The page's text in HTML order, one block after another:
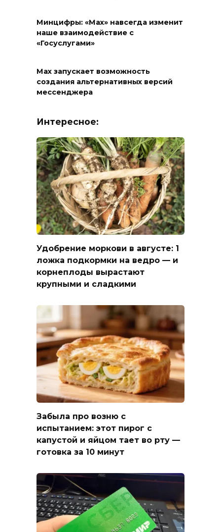
Минцифры: «Max» навсегда изменит
наше взаимодействие с
«Госуслугами»
Max запускает возможность
создания альтернативных версий
мессенджера
Интересное:
Удобрение моркови в августе: 1
ложка подкормки на ведро — и
корнеплоды вырастают
крупными и сладкими
Забыла про возню с
испытанием: этот пирог с
капустой и яйцом тает во рту —
готовка за 10 минут